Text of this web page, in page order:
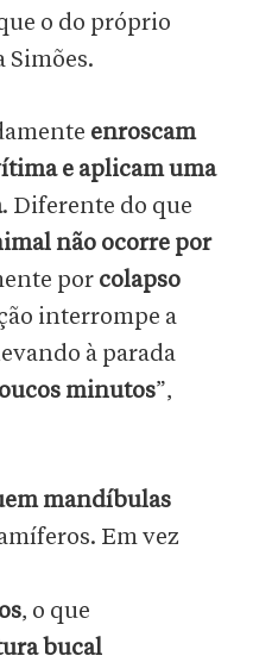
o do próprio
Simões.
enroscam
e aplicam uma
. Diferente do que
não ocorre por
por colapso
interrompe a
à parada
minutos”,
mandíbulas
Em vez
, o que
bucal